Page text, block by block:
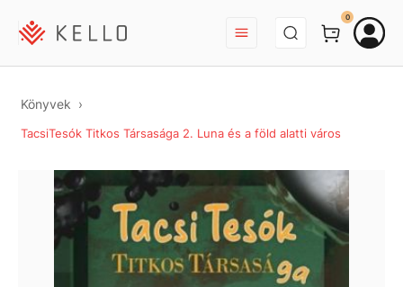
BEJELENTKEZÉS
0
Könyvek
TacsiTesók Titkos Társasága 2. Luna és a föld alatti város